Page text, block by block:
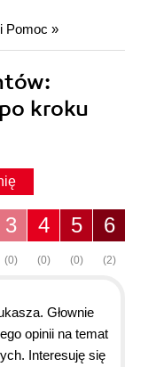
Pomoc »
kroku
6
(2)
5
(0)
4
(0)
3
(0)
Głownie
opinii na temat
Interesuję się